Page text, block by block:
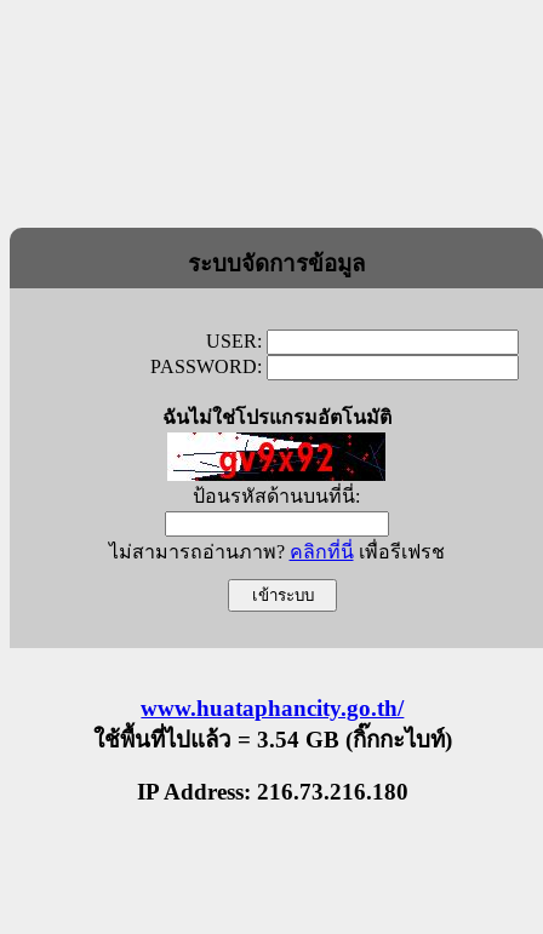
ระบบจัดการข้อมูล
USER:
PASSWORD:
ฉันไม่ใช่โปรแกรมอัตโนมัติ
ป้อนรหัสด้านบนที่นี่:
ไม่สามารถอ่านภาพ? คลิกที่นี่เพื่อรีเฟรช
www.huataphancity.go.th/
ใช้พื้นที่ไปแล้ว = 3.54 GB (กิ๊กกะไบท์)
IP Address: 216.73.216.180